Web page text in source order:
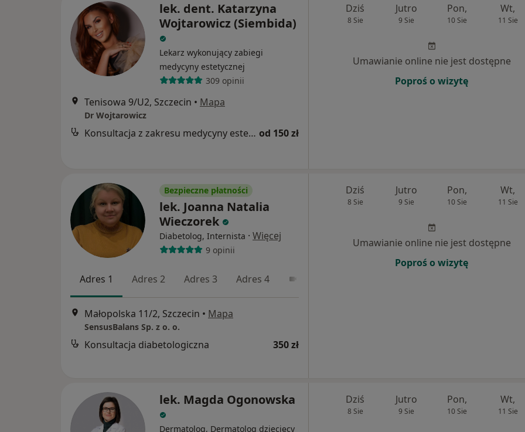
lek. dent. Katarzyna
Wojtarowicz (Siembida)
Lekarz wykonujący zabiegi
medycyny estetycznej
309 opinii
Tenisowa 9/U2, Szczecin • Mapa
Dr Wojtarowicz
Konsultacja z zakresu medycyny estetycznej od 150 zł
Dziś
8 Sie
Jutro
9 Sie
Pon,
10 Sie
Wt,
11 Sie
Umawianie online nie jest dostępne
Poproś o wizytę
Bezpieczne płatności
lek. Joanna Natalia
Wieczorek
Diabetolog, Internista · Więcej
9 opinii
Adres 1 Adres 2 Adres 3 Adres 4
Małopolska 11/2, Szczecin • Mapa
SensusBalans Sp. z o. o.
Konsultacja diabetologiczna 350 zł
Dziś
8 Sie
Jutro
9 Sie
Pon,
10 Sie
Wt,
11 Sie
Umawianie online nie jest dostępne
Poproś o wizytę
lek. Magda Ogonowska
Dermatolog, Dermatolog dziecięcy
Dziś
8 Sie
Jutro
9 Sie
Pon,
10 Sie
Wt,
11 Sie